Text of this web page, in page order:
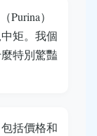
Purina）
矩。我個
特別驚豔
括價格和